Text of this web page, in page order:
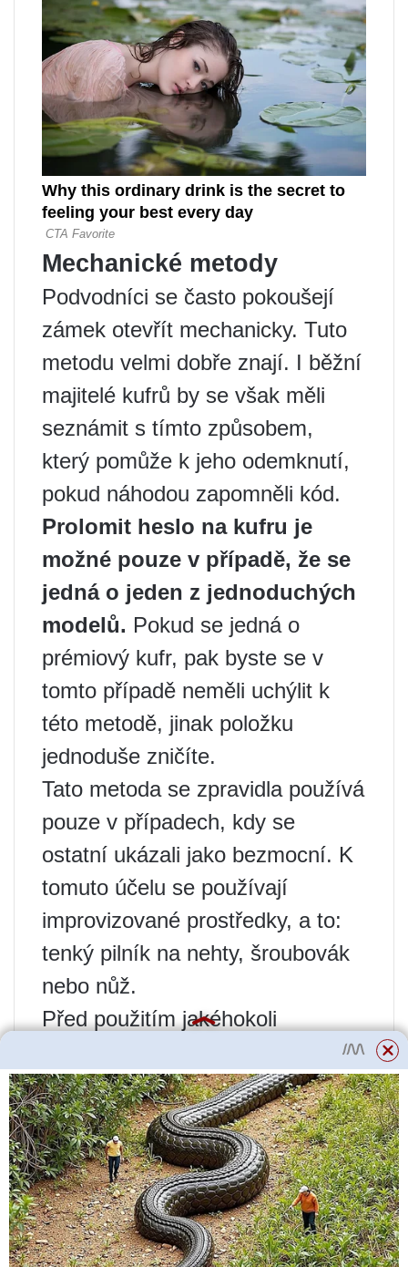
Mechanické metody
Podvodníci se často pokoušejí
zámek otevřít mechanicky. Tuto
metodu velmi dobře znají. I běžní
majitelé kufrů by se však měli
seznámit s tímto způsobem,
který pomůže k jeho odemknutí,
pokud náhodou zapomněli kód.
Prolomit heslo na kufru je
možné pouze v případě, že se
jedná o jeden z jednoduchých
modelů. Pokud se jedná o
prémiový kufr, pak byste se v
tomto případě neměli uchýlit k
této metodě, jinak položku
jednoduše zničíte.
Tato metoda se zpravidla používá
pouze v případech, kdy se
ostatní ukázali jako bezmocní. K
tomuto účelu se používají
improvizované prostředky, a to:
tenký pilník na nehty, šroubovák
nebo nůž.
Před použitím jakéhokoli
produktu je nutné pečlivě přečíst
pokyny. Obvykle je součástí
cestovního pouzdra.
Pokud žádné z těchto zařízení
nefunguje, pak v tomto
případě můžete použít pilu na
železo.Je vhodnější pro